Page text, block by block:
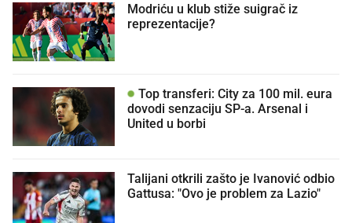
Modriću u klub stiže suigrač iz
reprezentacije?
Top transferi: City za 100 mil. eura
dovodi senzaciju SP-a. Arsenal i
United u borbi
Talijani otkrili zašto je Ivanović odbio
Gattusa: "Ovo je problem za Lazio"